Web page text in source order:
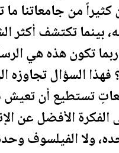
كثيراً من جامعاتنا ما
بينما تكتشف أكثر
تكون هذه هي
السؤال
تستطيع أن تعيش
الأفضل عن
ولا الفيلسوف